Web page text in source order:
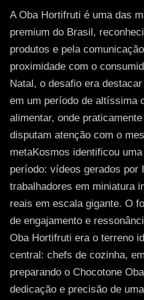
A Oba Hortifruti é uma das
premium do Brasil,
produtos e pela
proximidade com o
Natal, o desafio era
em um período de altíssima
alimentar, onde
disputam atenção com o
metaKosmos identificou
período: vídeos gerados por
trabalhadores em miniatura
reais em escala gigante. O
de engajamento e
Oba Hortifruti era o terreno
central: chefs de cozinha,
preparando o Chocotone
dedicação e precisão de